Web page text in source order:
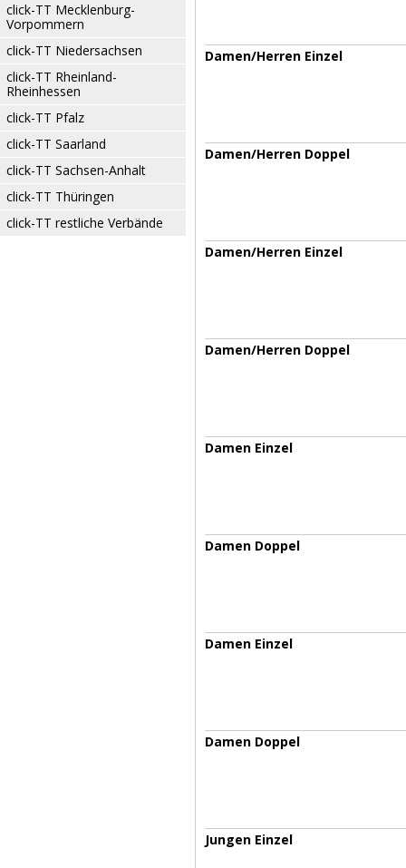
click-TT Mecklenburg-
Vorpommern
click-TT Niedersachsen
click-TT Rheinland-
Rheinhessen
click-TT Pfalz
click-TT Saarland
click-TT Sachsen-Anhalt
click-TT Thüringen
click-TT restliche Verbände
Damen/Herren Einzel
Damen/Herren Doppel
Damen/Herren Einzel
Damen/Herren Doppel
Damen Einzel
Damen Doppel
Damen Einzel
Damen Doppel
Jungen Einzel